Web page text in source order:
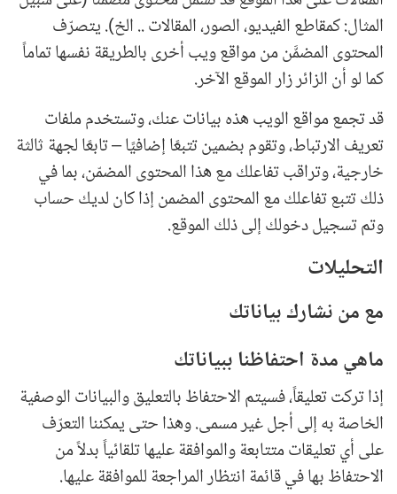
المثال: كمقاطع الفيديو، الصور، المقالات .. الخ). يتصرّف
المحتوى المضمَّن من مواقع ويب أخرى بالطريقة نفسها تماماً
كما لو أن الزائر زار الموقع الآخر.
قد تجمع مواقع الويب هذه بيانات عنك، وتستخدم ملفات
تعريف الارتباط، وتقوم بضمين تتبعًا إضافيًا – تابعًا لجهة ثالثة
خارجية، وتراقب تفاعلك مع هذا المحتوى المضمّن، بما في
ذلك تتبع تفاعلك مع المحتوى المضمن إذا كان لديك حساب
وتم تسجيل دخولك إلى ذلك الموقع.
التحليلات
مع من نشارك بياناتك
ماهي مدة احتفاظنا ببياناتك
إذا تركت تعليقاً، فسيتم الاحتفاظ بالتعليق والبيانات الوصفية
الخاصة به إلى أجل غير مسمى. وهذا حتى يمكننا التعرّف
على أي تعليقات متتابعة والموافقة عليها تلقائياً بدلاً من
الاحتفاظ بها في قائمة انتظار المراجعة للموافقة عليها.